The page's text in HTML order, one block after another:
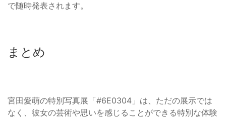
で随時発表されます。
まとめ
宮田愛萌の特別写真展「#6E0304」は、ただの展示では
なく、彼女の芸術や思いを感じることができる特別な体験